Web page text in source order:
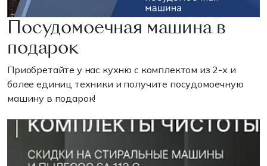
Посудомоечная машина в
подарок
Приобретайте у нас кухню с комплектом из 2-х и
более единиц техники и получите посудомоечную
машину в подарок!